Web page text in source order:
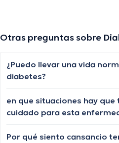
Otras preguntas sobre
¿Puedo llevar una vida
diabetes?
en que situaciones hay
cuidado para esta
Por qué siento cansancio